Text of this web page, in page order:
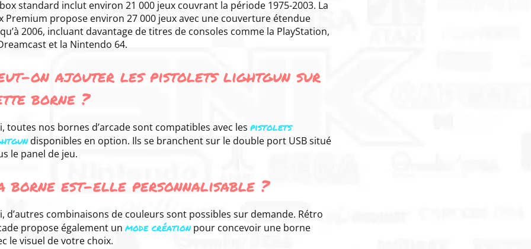
standard inclut environ 21 000 jeux couvrant la période 1975-2003. La
Premium propose environ 27 000 jeux avec une couverture étendue
2006, incluant davantage de titres de consoles comme la PlayStation,
et la Nintendo 64.
on ajouter les pistolets lightgun sur
borne ?
toutes nos bornes d’arcade sont compatibles avec les pistolets
disponibles en option. Ils se branchent sur le double port USB situé
le panel de jeu.
borne est-elle personnalisable ?
d’autres combinaisons de couleurs sont possibles sur demande. Rétro
propose également un mode créationpour concevoir une borne
le visuel de votre choix.